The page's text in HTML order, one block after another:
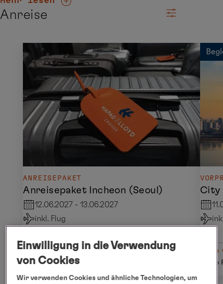
Anreise
ANREISEPAKET
Anreisepaket Incheon (Seoul)
12.06.2027 - 13.06.2027
inkl. Flug
ab € 1.070
pro Person
City
pro
Einwilligung in die Verwendung
von Cookies
Wir verwenden Cookies und ähnliche Technologien, um